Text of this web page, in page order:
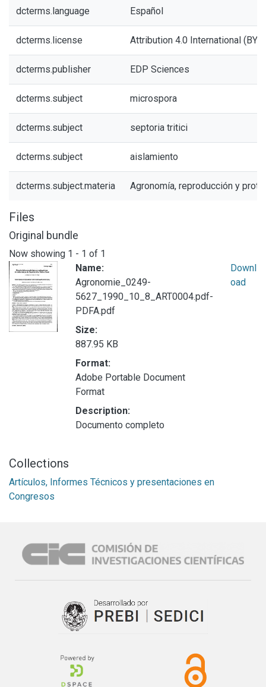
dcterms.language Español
dcterms.license Attribution 4.0 International (BY
dcterms.publisher EDP Sciences
dcterms.subject microspora
dcterms.subject septoria tritici
dcterms.subject aislamiento
dcterms.subject.materia Agronomía, reproducción y
Files
Original bundle
Now showing 1 - 1 of 1
Name:
Agronomie_0249-
5627_1990_10_8_ART0004.pdf-
PDFA.pdf
Size:
887.95 KB
Format:
Adobe Portable Document
Format
Description:
Documento completo
Downl
oad
Collections
Artículos, Informes Técnicos y presentaciones en
Congresos